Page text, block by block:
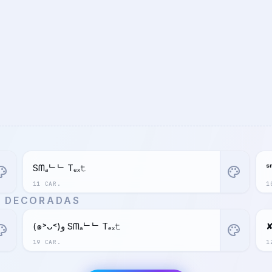
11 CAR.
Sᗰₐᄂᄂ Tₑₓ𝚝 palette
19 CAR.
(๑˃ᴗ˂)ﻭ Sᗰₐᄂᄂ Tₑₓ𝚝 palette